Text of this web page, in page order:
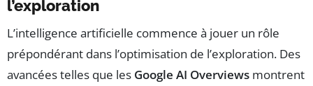
l’exploration
L’intelligence artificielle commence à jouer un rôle
prépondérant dans l’optimisation de l’exploration. Des
avancées telles que les Google AI Overviews montrent